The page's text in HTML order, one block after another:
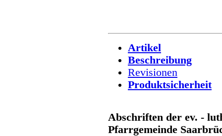
Artikel
Beschreibung
Revisionen
Produktsicherheit
Abschriften der ev. -
Pfarrgemeinde